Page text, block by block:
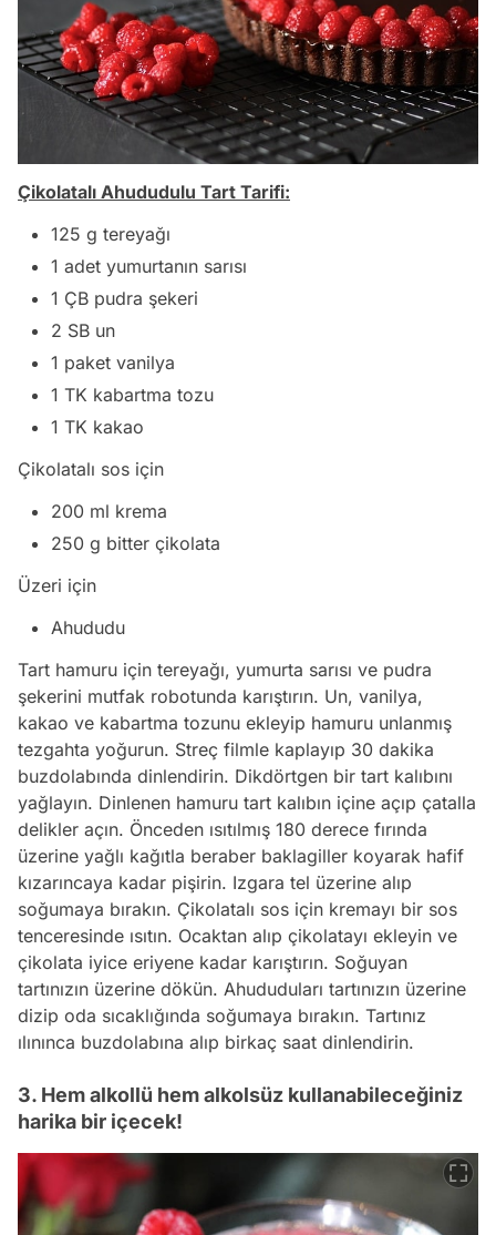
Çikolatalı Ahududulu Tart Tarifi:
125 g tereyağı
1 adet yumurtanın sarısı
1 ÇB pudra şekeri
2 SB un
1 paket vanilya
1 TK kabartma tozu
1 TK kakao
Çikolatalı sos için
200 ml krema
250 g bitter çikolata
Üzeri için
Ahududu
Tart hamuru için tereyağı, yumurta sarısı ve pudra
şekerini mutfak robotunda karıştırın. Un, vanilya,
kakao ve kabartma tozunu ekleyip hamuru unlanmış
tezgahta yoğurun. Streç filmle kaplayıp 30 dakika
buzdolabında dinlendirin. Dikdörtgen bir tart kalıbını
yağlayın. Dinlenen hamuru tart kalıbın içine açıp çatalla
delikler açın. Önceden ısıtılmış 180 derece fırında
üzerine yağlı kağıtla beraber baklagiller koyarak hafif
kızarıncaya kadar pişirin. Izgara tel üzerine alıp
soğumaya bırakın. Çikolatalı sos için kremayı bir sos
tenceresinde ısıtın. Ocaktan alıp çikolatayı ekleyin ve
çikolata iyice eriyene kadar karıştırın. Soğuyan
tartınızın üzerine dökün. Ahududuları tartınızın üzerine
dizip oda sıcaklığında soğumaya bırakın. Tartınız
ılınınca buzdolabına alıp birkaç saat dinlendirin.
3. Hem alkollü hem alkolsüz kullanabileceğiniz
harika bir içecek!